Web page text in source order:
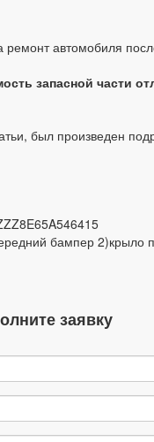
автомобиля
запасной части
был произведен
бампер 2)крыло
заявку